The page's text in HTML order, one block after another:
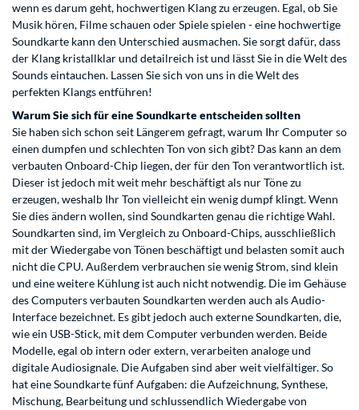
wenn es darum geht, hochwertigen Klang zu erzeugen. Egal, ob Sie
Musik hören, Filme schauen oder Spiele spielen - eine hochwertige
Soundkarte kann den Unterschied ausmachen. Sie sorgt dafür, dass
der Klang kristallklar und detailreich ist und lässt Sie in die Welt des
Sounds eintauchen. Lassen Sie sich von uns in die Welt des
perfekten Klangs entführen!
Warum Sie sich für eine Soundkarte entscheiden sollten
Sie haben sich schon seit Längerem gefragt, warum Ihr Computer so
einen dumpfen und schlechten Ton von sich gibt? Das kann an dem
verbauten Onboard-Chip liegen, der für den Ton verantwortlich ist.
Dieser ist jedoch mit weit mehr beschäftigt als nur Töne zu
erzeugen, weshalb Ihr Ton vielleicht ein wenig dumpf klingt. Wenn
Sie dies ändern wollen, sind Soundkarten genau die richtige Wahl.
Soundkarten sind, im Vergleich zu Onboard-Chips, ausschließlich
mit der Wiedergabe von Tönen beschäftigt und belasten somit auch
nicht die CPU. Außerdem verbrauchen sie wenig Strom, sind klein
und eine weitere Kühlung ist auch nicht notwendig. Die im Gehäuse
des Computers verbauten Soundkarten werden auch als Audio-
Interface bezeichnet. Es gibt jedoch auch externe Soundkarten, die,
wie ein USB-Stick, mit dem Computer verbunden werden. Beide
Modelle, egal ob intern oder extern, verarbeiten analoge und
digitale Audiosignale. Die Aufgaben sind aber weit vielfältiger. So
hat eine Soundkarte fünf Aufgaben: die Aufzeichnung, Synthese,
Mischung, Bearbeitung und schlussendlich Wiedergabe von